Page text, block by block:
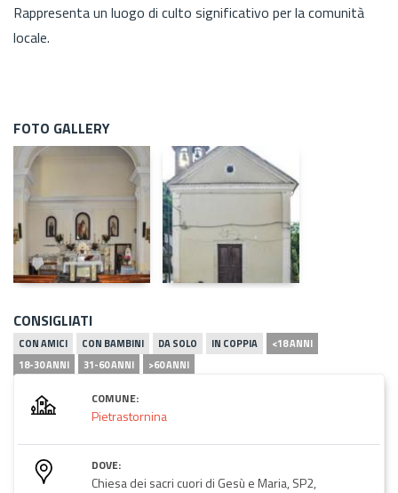
Rappresenta un luogo di culto significativo per la comunità
locale.
FOTO GALLERY
CONSIGLIATI
CON AMICI CON BAMBINI DA SOLO IN COPPIA
<18 ANNI
18-30 ANNI
31-60 ANNI >60 ANNI
COMUNE:
Pietrastornina
DOVE:
Chiesa dei sacri cuori di Gesù e Maria, SP2,